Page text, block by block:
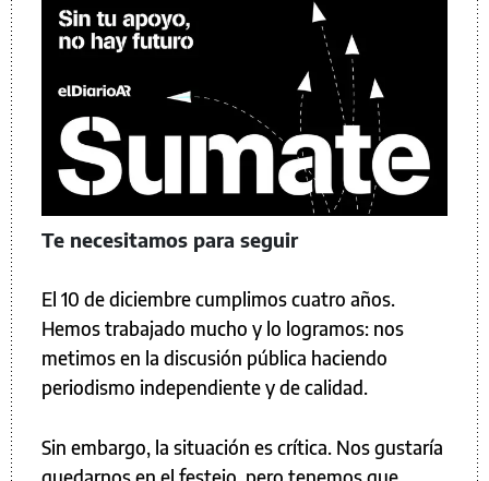
Te necesitamos para seguir
El 10 de diciembre cumplimos cuatro años.
Hemos trabajado mucho y lo logramos: nos
metimos en la discusión pública haciendo
periodismo independiente y de calidad.
Sin embargo, la situación es crítica. Nos gustaría